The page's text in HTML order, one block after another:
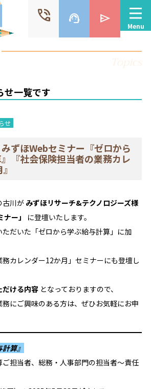
phone_in_talk support_agent send
Menu
Topics
せ一覧です
せ
みずほWebセミナー『ゼロから
『社会保険担当者の業務カレ
古川が みずほリサーチ&テクノロジーズ様
ー」
に登壇いたします。
だいた「ゼロから学ぶ給与計算」に加
務カレンダー12か月」セミナーにも登壇し
だける内容となっておりますので、
にご興味のある方は、ぜひお気軽にお申
算』
当者、総務・人事部門の担当者～責任